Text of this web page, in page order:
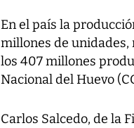
En el país la
millones de unidades,
los 407 millones
Nacional del Huevo
Carlos Salcedo, de la